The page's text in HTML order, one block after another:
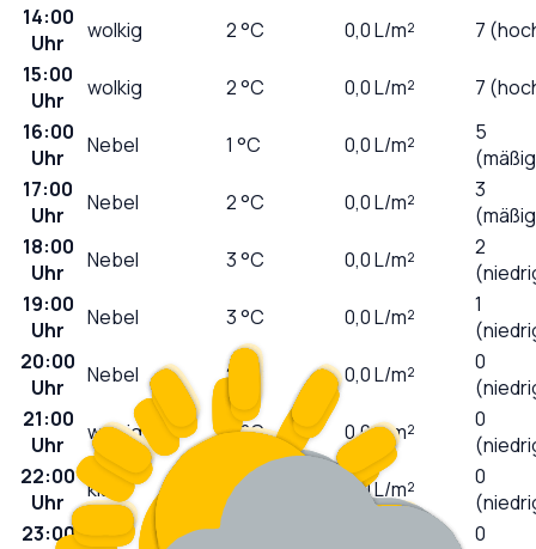
14:00
Uhr
wolkig 2°C 0,0L/m²
7
15:00
Uhr
wolkig 2°C 0,0L/m²
7
16:00
Uhr
Nebel 1 °C 0,0L/m²
5
17:00
Uhr
Nebel 2°C 0,0L/m²
3
18:00
Uhr
Nebel 3°C 0,0L/m²
2
19:00
Uhr
Nebel 3°C 0,0L/m²
1
20:00
Uhr
Nebel 2 °C 0,0L/m²
0
21:00
Uhr
wolkig 2°C 0,0L/m²
0
22:00
Uhr
klar 2°C 0,0L/m²
0
23:00
0